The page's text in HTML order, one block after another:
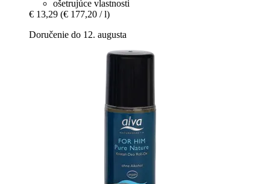
ošetrujúce vlastnosti
€ 13,29 (€ 177,20 / l)
Doručenie do 12. augusta